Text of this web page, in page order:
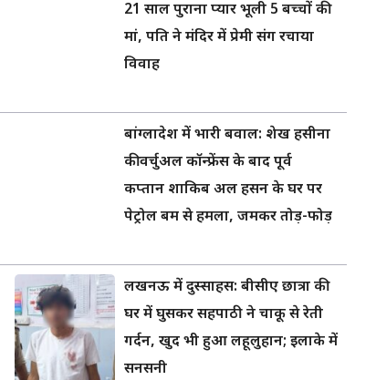
21 साल पुराना प्यार भूली 5 बच्चों की
मां, पति ने मंदिर में प्रेमी संग रचाया
विवाह
बांग्लादेश में भारी बवाल: शेख हसीना
की वर्चुअल कॉन्फ्रेंस के बाद पूर्व
कप्तान शाकिब अल हसन के घर पर
पेट्रोल बम से हमला, जमकर तोड़-फोड़
लखनऊ में दुस्साहस: बीसीए छात्रा की
घर में घुसकर सहपाठी ने चाकू से रेती
गर्दन, खुद भी हुआ लहूलुहान; इलाके में
सनसनी